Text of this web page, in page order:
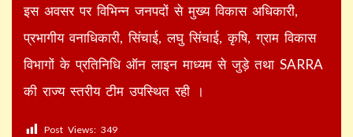
इस अवसर पर विभिन्न जनपदों से मुख्य विकास अधिकारी,
प्रभागीय वनाधिकारी, सिंचाई, लघु सिंचाई, कृषि, ग्राम विकास
विभागों के प्रतिनिधि ऑन लाइन माध्यम से जुड़े तथा SARRA
की राज्य स्तरीय टीम उपस्थित रही ।
Post Views: 349